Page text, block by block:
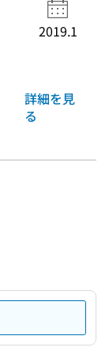
2019.1
詳細を見
る